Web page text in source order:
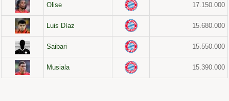
Olise 17.150.000
Luis Díaz 15.680.000
Saibari 15.550.000
Musiala 15.390.000